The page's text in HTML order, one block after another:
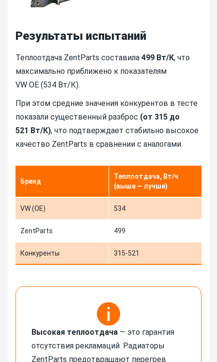
Результаты испытаний
Теплоотдача ZentParts составила 499 Вт/К, что
максимально приближено к показателям
VW OE (534 Вт/К).
При этом средние значения конкурентов в тесте
показали существенный разброс (от 315 до
521 Вт/К), что подтверждает стабильно высокое
качество ZentParts в сравнении с аналогами.
Бренд
Теплоотдача, Вт/ч
(выше — лучше)
VW (OE) 534
ZentParts 499
Конкуренты 315-521
Высокая теплоотдача — это гарантия
отсутствия рекламаций. Радиаторы
ZentParts предотвращают перегрев